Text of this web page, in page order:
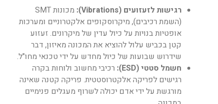
רגישות לזעזועים (Vibrations):
מכונות SMT
(השמת רכיבים), מיקרוסקופים אלקטרוניים ומערכות
אופטיות בנויות על כיול עדין של מיקרונים. זעזוע
קטן בכביש עלול להוציא את המכונה מאיזון, דבר
שידרוש שבועות של כיול מחדש על ידי טכנאי מחו"ל.
חשמל סטטי (ESD):
רכיבי מחשוב ולוחות בקרה
רגישים לפריקה אלקטרוסטטית. פריקה קטנה שאינה
מורגשת על ידי אדם יכולה לשרוף מעגלים פנימיים